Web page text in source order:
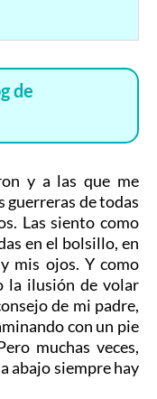
de
y a las que me
guerreras de todas
Las siento como
en el bolsillo, en
mis ojos. Y como
la ilusión de volar
de mi padre,
con un pie
muchas veces,
abajo siempre hay